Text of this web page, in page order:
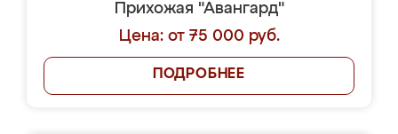
Прихожая "Авангард"
Цена: от 75 000 руб.
ПОДРОБНЕЕ